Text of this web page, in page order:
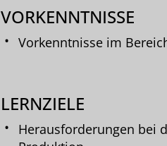
VORKENNTNISSE
Vorkenntnisse im
LERNZIELE
Herausforderungen bei